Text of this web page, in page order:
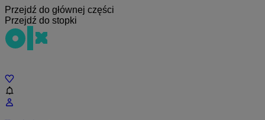
Przejdź do głównej części
Przejdź do stopki